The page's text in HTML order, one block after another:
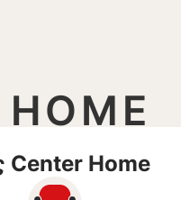
Center Home